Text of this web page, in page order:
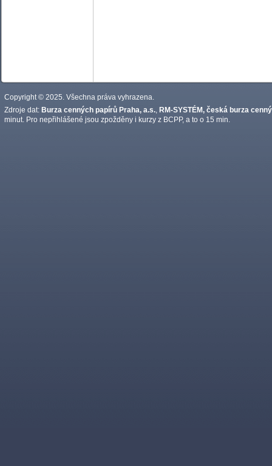
Copyright © 2025. Všechna práva vyhrazena.
Zdroje dat: Burza cenných papírů Praha, a.s. RM-SYSTÉM, česká burza
minut. Pro nepřihlášené jsou zpožděny i kurzy z BCPP, a to o 15 min.